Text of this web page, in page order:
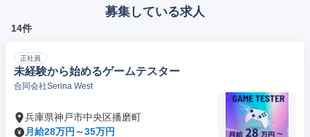
募集している求人
14件
正社員
未経験から始めるゲームテスター
合同会社Serina West
兵庫県神戸市中央区播磨町
月給28万円～35万円